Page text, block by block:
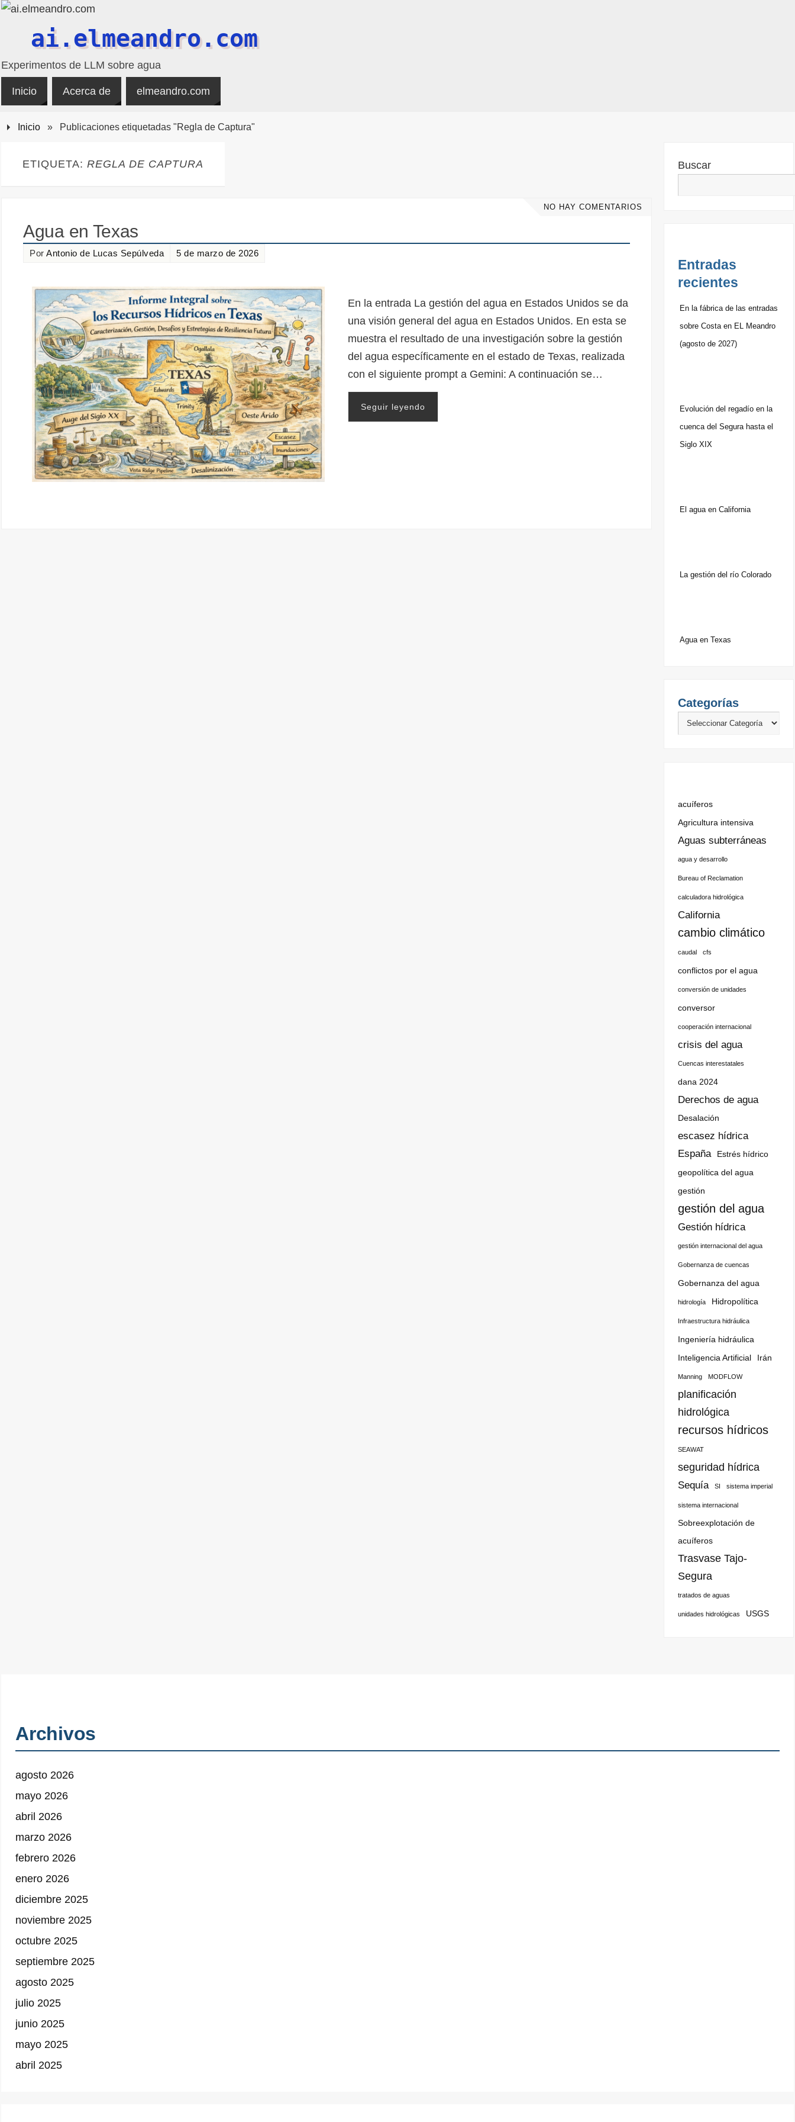
ai.elmeandro.com
Experimentos de LLM sobre agua
Inicio Acerca de elmeandro.com
Inicio » Publicaciones etiquetadas "Regla de Captura"
ETIQUETA: REGLA DE CAPTURA
NO HAY COMENTARIOS
Agua en Texas
Por Antonio de Lucas Sepúlveda 5 de marzo de 2026
En la entrada La gestión del agua en Estados Unidos se da
una visión general del agua en Estados Unidos. En esta se
muestra el resultado de una investigación sobre la gestión
del agua específicamente en el estado de Texas, realizada
con el siguiente prompt a Gemini: A continuación se…
Seguir leyendo
Buscar
Entradas
recientes
En la fábrica de las entradas
sobre Costa en EL Meandro
(agosto de 2027)
Evolución del regadío en la
cuenca del Segura hasta el
Siglo XIX
El agua en California
La gestión del río Colorado
Agua en Texas
Categorías
acuíferos
Agricultura intensiva
Aguas subterráneas
agua y desarrollo
Bureau of Reclamation
calculadora hidrológica
California
cambio climático
caudal cfs
conflictos por el agua
conversión de unidades
conversor
cooperación internacional
crisis del agua
Cuencas interestatales
dana 2024
Derechos de agua
Desalación
escasez hídrica
España
Estrés hídrico
geopolítica del agua
gestión
gestión del agua
Gestión hídrica
gestión internacional del agua
Gobernanza de cuencas
Gobernanza del agua
hidrología Hidropolítica
Infraestructura hidráulica
Ingeniería hidráulica
Inteligencia Artificial
Irán
Manning MODFLOW
planificación
hidrológica
recursos hídricos
SEAWAT
seguridad hídrica
Sequía SI sistema imperial
sistema internacional
Sobreexplotación de
acuíferos
Trasvase Tajo-
Segura
tratados de aguas
unidades hidrológicas USGS
Archivos
agosto 2026
mayo 2026
abril 2026
marzo 2026
febrero 2026
enero 2026
diciembre 2025
noviembre 2025
octubre 2025
septiembre 2025
agosto 2025
julio 2025
junio 2025
mayo 2025
abril 2025